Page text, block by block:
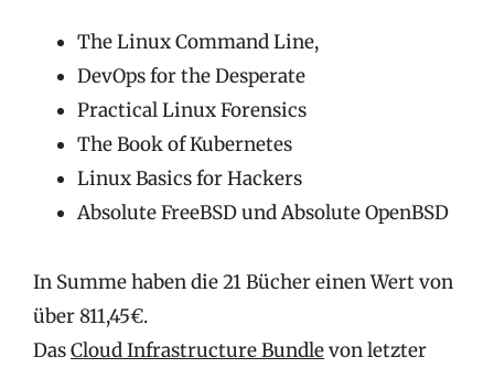
The Linux Command Line,
DevOps for the Desperate
Practical Linux Forensics
The Book of Kubernetes
Linux Basics for Hackers
Absolute FreeBSD und Absolute OpenBSD
In Summe haben die 21 Bücher einen Wert von
über 811,45€.
DasCloud Infrastructure Bundlevon letzter